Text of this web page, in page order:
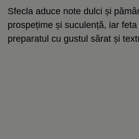
Sfecla aduce note dulci și
prospețime și suculență, iar
preparatul cu gustul sărat și